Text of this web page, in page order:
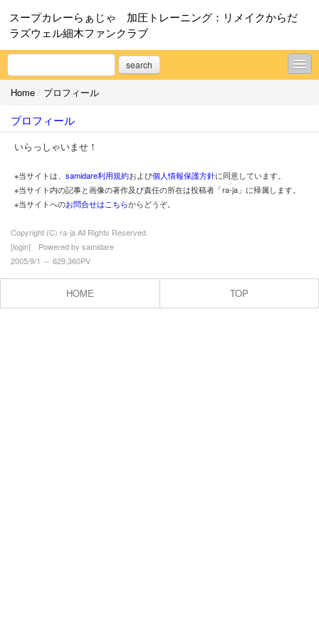
スープカレーらぁじゃ 加圧トレーニング：リメイクからだ
ラズウェル細木ファンクラブ
search
スープカレーらぁじゃ
加圧トレーニング：リメイクからだ
ラズウェル細木ファンクラブ
プロフィール
お問合せ
Home / プロフィール
プロフィール
いらっしゃいませ！
※当サイトは、 samidare利用規約および個人情報保護方針に同意しています。
※当サイト内の記事と画像の著作及び責任の所在は投稿者「ra-ja」に帰属します。
※当サイトへのお問合せはこちらからどうぞ。
Copyright (C) ra-ja All Rights Reserved.
[login] Powered by samidare
2005/9/1 ～ 629,360PV
HOME TOP